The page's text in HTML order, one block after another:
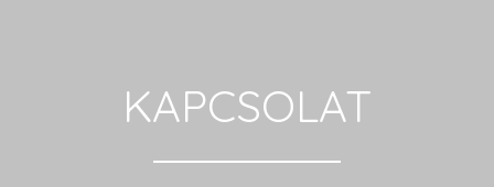
KAPCSOLAT